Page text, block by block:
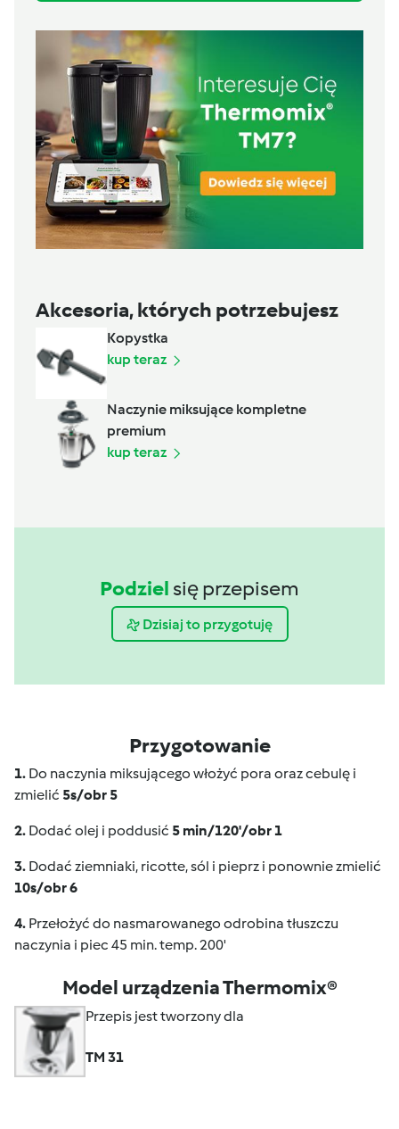
Akcesoria, których potrzebujesz
Kopystka
kup teraz
Naczynie miksujące kompletne
premium
kup teraz
Podziel się przepisem
Dzisiaj to przygotuję
Przygotowanie
1. Do naczynia miksującego włożyć pora oraz cebulę i
zmielić 5s/obr 5
2. Dodać olej i poddusić 5 min/120'/obr 1
3. Dodać ziemniaki, ricotte, sól i pieprz i ponownie zmielić
10s/obr 6
4. Przełożyć do nasmarowanego odrobina tłuszczu
naczynia i piec 45 min. temp. 200'
Model urządzenia Thermomix®
Przepis jest tworzony dla
TM 31